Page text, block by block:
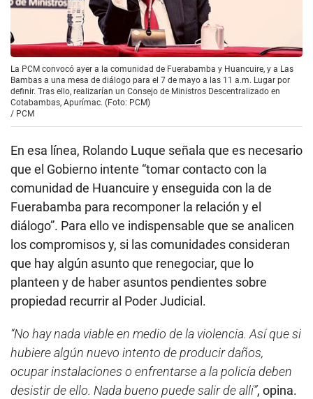
La PCM convocó ayer a la comunidad de Fuerabamba y Huancuire, y a Las
Bambas a una mesa de diálogo para el 7 de mayo a las 11 a.m. Lugar por
definir. Tras ello, realizarían un Consejo de Ministros Descentralizado en
Cotabambas, Apurímac. (Foto: PCM)
/ PCM
En esa línea, Rolando Luque señala que es necesario
que el Gobierno intente “tomar contacto con la
comunidad de Huancuire y enseguida con la de
Fuerabamba para recomponer la relación y el
diálogo”. Para ello ve indispensable que se analicen
los compromisos y, si las comunidades consideran
que hay algún asunto que renegociar, que lo
planteen y de haber asuntos pendientes sobre
propiedad recurrir al Poder Judicial.
“No hay nada viable en medio de la violencia. Así que si
hubiere algún nuevo intento de producir daños,
ocupar instalaciones o enfrentarse a la policía deben
desistir de ello. Nada bueno puede salir de allí”, opina.